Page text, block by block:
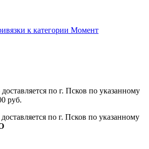
к категории Момент
по г. Псков по указанному
руб.
по г. Псков по указанному